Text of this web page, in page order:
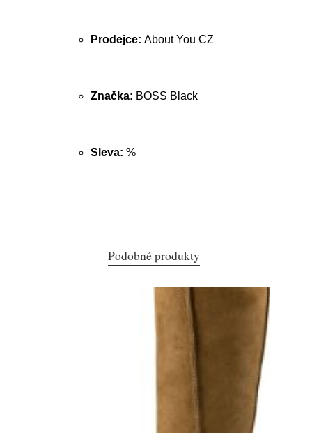
Prodejce: About You CZ
Značka: BOSS Black
Sleva: %
Podobné produkty